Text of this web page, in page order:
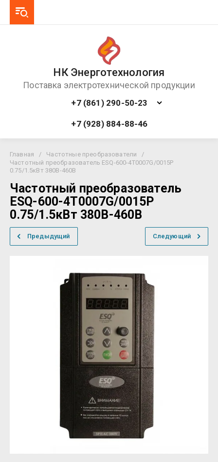
НК Энерготехнология
Поставка электротехнической продукции
+7 (861) 290-50-23
+7 (928) 884-88-46
Главная / Частотные преобразователи
/
Частотный преобразователь ESQ-600-4T0007G/0015P
0.75/1.5кВт 380В-460В
Частотный преобразователь
ESQ-600-4T0007G/0015P
0.75/1.5кВт 380В-460В
Предыдущий Следующий